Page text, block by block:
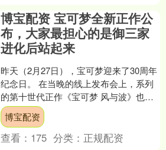
博宝配资 宝可梦全新正作公
布，大家最担心的是御三家
进化后站起来
昨天（2月27日），宝可梦迎来了30周年
纪念日。 在当晚的线上发布会上，系列
的第十世代正作《宝可梦 风与波》也正
式公布，预定于2027年登录NS2平台。
该作以....
博宝配资
查看： 175 分类： 正规配资